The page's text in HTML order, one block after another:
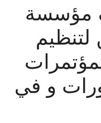
مؤسسة
لتنظيم
و في